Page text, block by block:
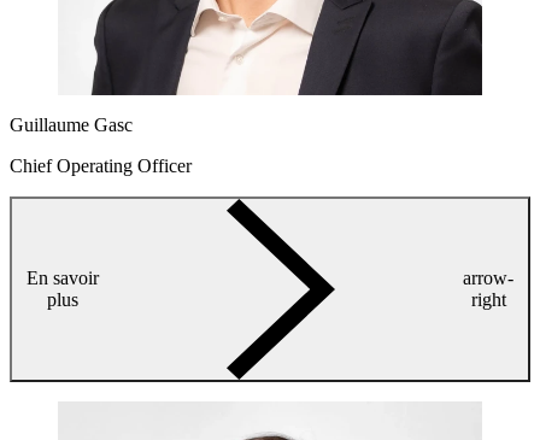
Guillaume Gasc
Chief Operating Officer
En savoir
plus
arrow-
right